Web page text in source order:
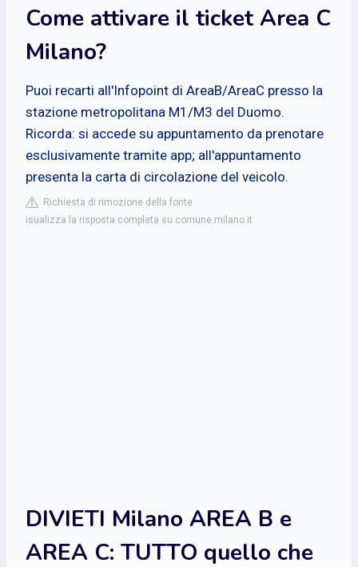
Come attivare il ticket Area C
Milano?
Puoi recarti all'Infopoint di AreaB/AreaC presso la
stazione metropolitana M1/M3 del Duomo.
Ricorda: si accede su appuntamento da prenotare
esclusivamente tramite app; all'appuntamento
presenta la carta di circolazione del veicolo.
Richiesta di rimozione della fonte
isualizza la risposta completa su comune.milano.it
DIVIETI Milano AREA B e
AREA C: TUTTO quello che